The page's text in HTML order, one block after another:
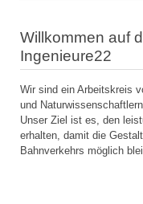
Willkommen auf
Ingenieure22
Wir sind ein Arbeitskreis
und
Unser Ziel ist es, den
erhalten, damit die
Bahnverkehrs möglich